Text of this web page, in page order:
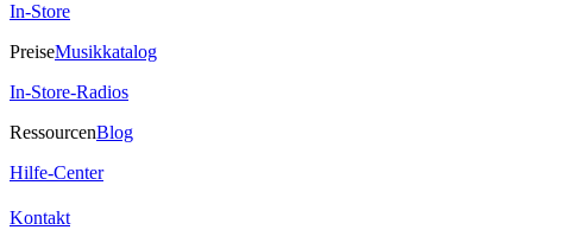
In-Store
PreiseMusikkatalog
In-Store-Radios
RessourcenBlog
Hilfe-Center
Kontakt